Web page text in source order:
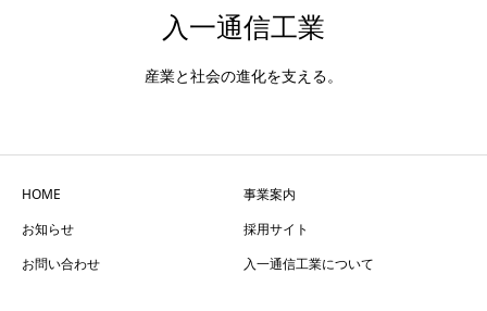
入一通信工業
産業と社会の進化を支える。
HOME
事業案内
お知らせ
採用サイト
お問い合わせ
入一通信工業について